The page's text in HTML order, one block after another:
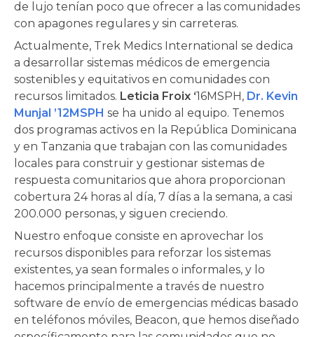
de lujo tenían poco que ofrecer a las comunidades
con apagones regulares y sin carreteras.
Actualmente, Trek Medics International se dedica
a desarrollar sistemas médicos de emergencia
sostenibles y equitativos en comunidades con
recursos limitados. Leticia Froix ‘16MSPH, Dr. Kevin
Munjal ’12MSPH se ha unido al equipo. Tenemos
dos programas activos en la República Dominicana
y en Tanzania que trabajan con las comunidades
locales para construir y gestionar sistemas de
respuesta comunitarios que ahora proporcionan
cobertura 24 horas al día, 7 días a la semana, a casi
200.000 personas, y siguen creciendo.
Nuestro enfoque consiste en aprovechar los
recursos disponibles para reforzar los sistemas
existentes, ya sean formales o informales, y lo
hacemos principalmente a través de nuestro
software de envío de emergencias médicas basado
en teléfonos móviles, Beacon, que hemos diseñado